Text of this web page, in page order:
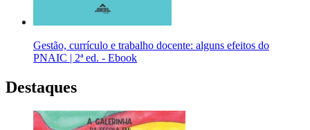
Gestão, currículo e trabalho docente: alguns efeitos do
PNAIC | 2ª ed. - Ebook
Destaques